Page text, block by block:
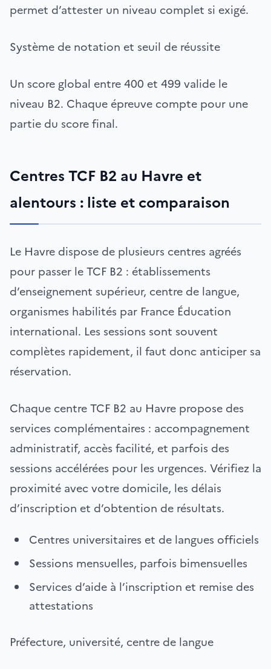
permet d’attester un niveau complet si exigé.
Système de notation et seuil de réussite
Un score global entre 400 et 499 valide le
niveau B2. Chaque épreuve compte pour une
partie du score final.
Centres TCF B2 au Havre et
alentours : liste et comparaison
Le Havre dispose de plusieurs centres agréés
pour passer le TCF B2 : établissements
d’enseignement supérieur, centre de langue,
organismes habilités par France Éducation
international. Les sessions sont souvent
complètes rapidement, il faut donc anticiper sa
réservation.
Chaque centre TCF B2 au Havre propose des
services complémentaires : accompagnement
administratif, accès facilité, et parfois des
sessions accélérées pour les urgences. Vérifiez la
proximité avec votre domicile, les délais
d’inscription et d’obtention de résultats.
Centres universitaires et de langues officiels
Sessions mensuelles, parfois bimensuelles
Services d’aide à l’inscription et remise des
attestations
Préfecture, université, centre de langue